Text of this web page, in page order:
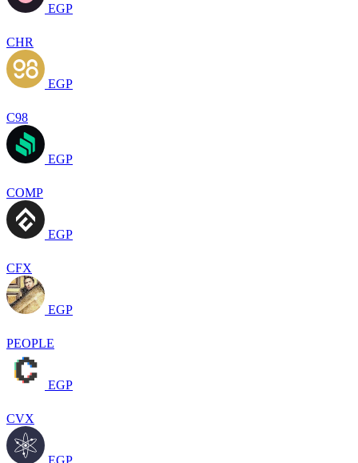
EGP
CHR
EGP
C98
EGP
COMP
EGP
CFX
EGP
PEOPLE
EGP
CVX
EGP